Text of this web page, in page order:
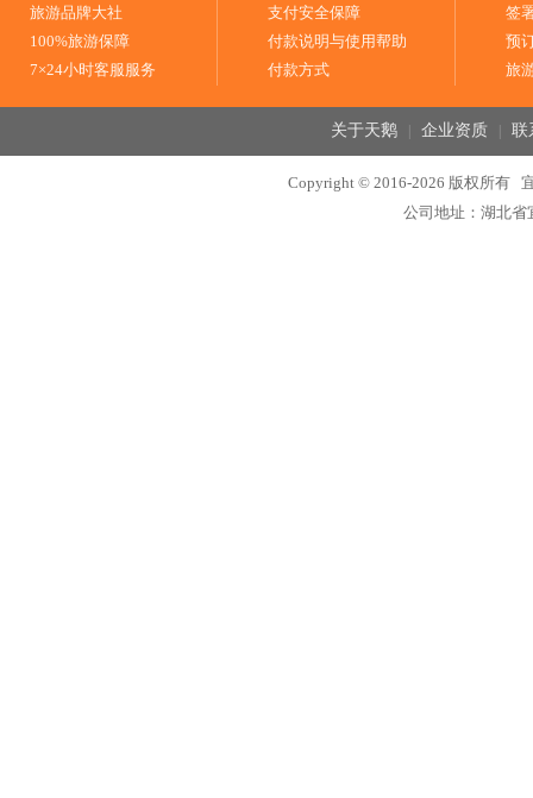
旅游品牌大社
100%旅游保障
7×24小时客服服务
支付安全保障
付款说明与使用帮助
付款方式
签
预
旅
关于天鹅| 企业资质| 联
Copyright © 2016-2026 版权所有
公司地址：湖北省